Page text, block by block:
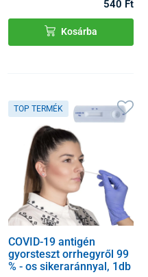
540 Ft
Kosárba
TOP TERMÉK
COVID-19 antigén
gyorsteszt orrhegyről 99
% - os sikeraránnyal, 1db